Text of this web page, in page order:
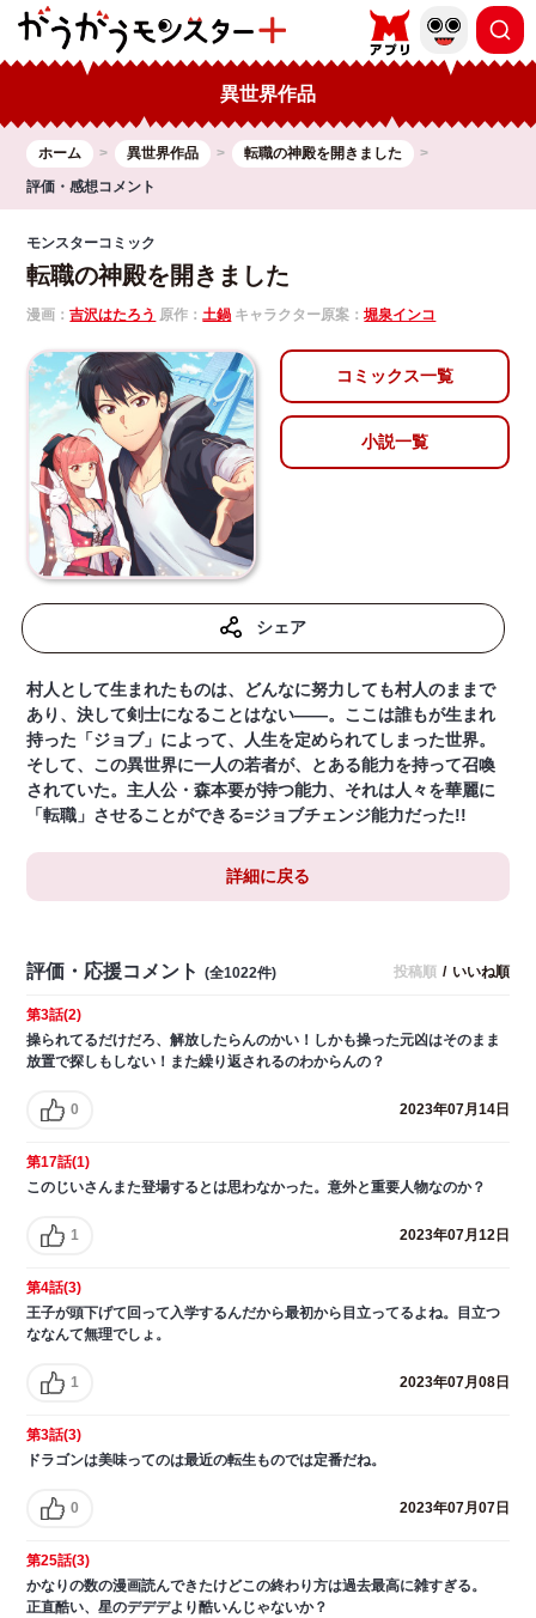
異世界作品
ホーム 異世界作品
転職の神殿を開きました
評価・感想コメント
モンスターコミック
転職の神殿を開きました
漫画：吉沢はたろう 原作：土鍋 キャラクター原案：堀泉インコ
コミックス一覧
小説一覧
シェア
村人として生まれたものは、どんなに努力しても村人のままで
あり、決して剣士になることはない――。ここは誰もが生まれ
持った「ジョブ」によって、人生を定められてしまった世界。
そして、この異世界に一人の若者が、とある能力を持って召喚
されていた。主人公・森本要が持つ能力、それは人々を華麗に
「転職」させることができる=ジョブチェンジ能力だった!!
詳細に戻る
評価・応援コメント (全1022件) 投稿順 / いいね順
第3話(2)
操られてるだけだろ、解放したらんのかい！しかも操った元凶はそのまま
放置で探しもしない！また繰り返されるのわからんの？
0 2023年07月14日
第17話(1)
このじいさんまた登場するとは思わなかった。意外と重要人物なのか？
1 2023年07月12日
第4話(3)
王子が頭下げて回って入学するんだから最初から目立ってるよね。目立つ
ななんて無理でしょ。
1 2023年07月08日
第3話(3)
ドラゴンは美味ってのは最近の転生ものでは定番だね。
0 2023年07月07日
第25話(3)
かなりの数の漫画読んできたけどこの終わり方は過去最高に雑すぎる。
正直酷い、星のデデデより酷いんじゃないか？